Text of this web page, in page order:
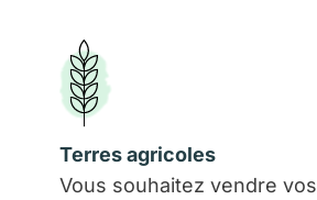
Terres agricoles
Vous souhaitez vendre vos